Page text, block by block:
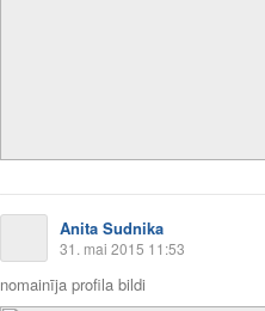
Anita Sudnika
31. mai 2015 11:53
nomainīja profila bildi